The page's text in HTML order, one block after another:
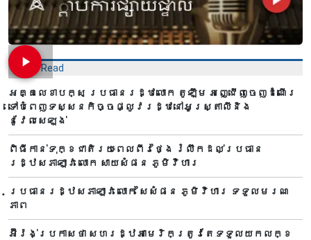
Most Read
អគ្គលេខាបក្ស ប្រធានរដ្ឋលោក តូឡឹម អញ្ជើញចេញដំណើរ
ទៅបំពេញទស្សនកិច្ចផ្លូវរដ្ឋនៅអូស្ត្រាលីនិង
នូវែលសេឡង់
ពិធីកាន់ទុក្ខជាតិរយៈពេលពីរថ្ងៃ រំលឹកដល់ប្រធាន
រដ្ឋសភាឡាវ លោក សាយសំផន ភូមិវិហារ
ប្រធានរដ្ឋសភាឡាវ លោក សៃសំផន ភូមិវិហារ ទទួលមរណ
ភាព
អ៊ីរ៉ង់ប្រកាសថា សហរដ្ឋអាមេរិកត្រូវតែទទួលយកលក្ខ